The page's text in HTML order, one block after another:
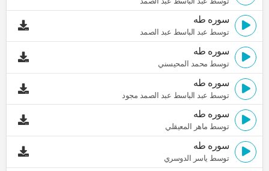
سوره طه
توسط عبد الباسط عبد الصمد
سوره طه
توسط محمد المحيسني
سوره طه
توسط عبد الباسط عبد الصمد مجود
سوره طه
توسط ماهر المعيقلي
سوره طه
توسط ياسر الدوسري